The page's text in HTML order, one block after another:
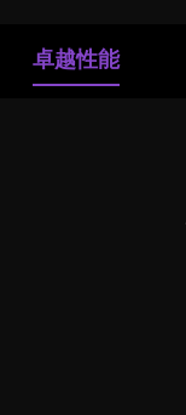
卓越性能